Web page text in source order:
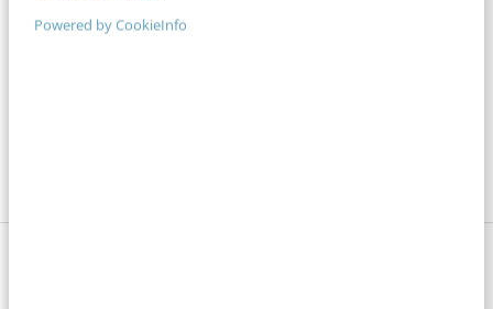
Powered by CookieInfo
refereert hij aan vele managementdenkers en